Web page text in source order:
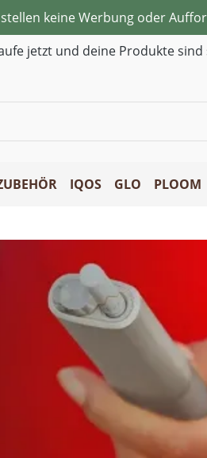
keine Werbung oder
jetzt und deine Produkte
IQOS GLO PLOOM